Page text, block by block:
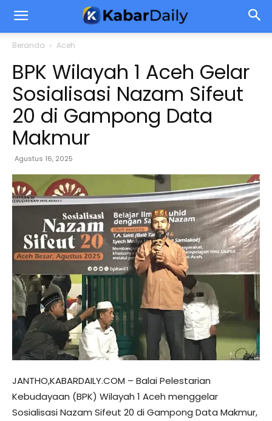
Beranda Aceh
BPK Wilayah 1 Aceh Gelar
Sosialisasi Nazam Sifeut
20 di Gampong Data
Makmur
Agustus 16, 2025
JANTHO,KABARDAILY.COM – Balai Pelestarian
Kebudayaan (BPK) Wilayah 1 Aceh menggelar
Sosialisasi Nazam Sifeut 20 di Gampong Data Makmur,